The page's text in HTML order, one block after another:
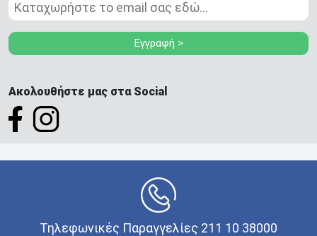
Εγγραφή >
Ακολουθήστε μας στα Social
Τηλεφωνικές Παραγγελίες 211 10 38000